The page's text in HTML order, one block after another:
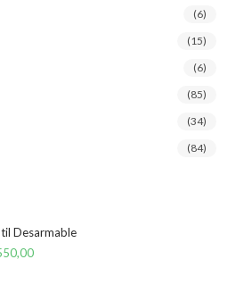
(6)
(15)
(6)
(85)
(34)
(84)
Desarmable
El